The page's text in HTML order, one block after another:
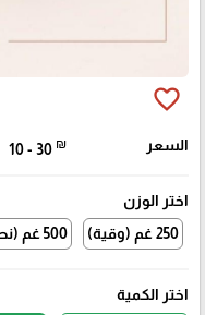
favorite_border
السعر 10 - 30 ₪
اختر الوزن
250 غم (وقية)
500 غم (نص كيلو)
اختر الكمية